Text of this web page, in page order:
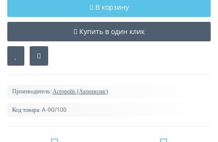
В корзину
Купить в один клик
Производитель: Acropolis (Акрополис)
Код товара: А-90/100